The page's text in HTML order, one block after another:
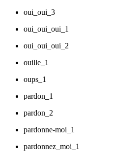
oui_oui_3
oui_oui_oui_1
oui_oui_oui_2
ouille_1
oups_1
pardon_1
pardon_2
pardonne-moi_1
pardonnez_moi_1